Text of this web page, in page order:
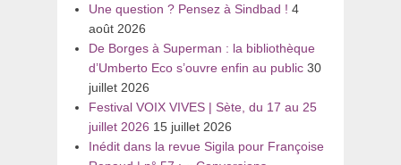
Une question ? Pensez à Sindbad ! 4
août 2026
De Borges à Superman : la bibliothèque
d’Umberto Eco s’ouvre enfin au public 30
juillet 2026
Festival VOIX VIVES | Sète, du 17 au 25
juillet 2026 15 juillet 2026
Inédit dans la revue Sigila pour Françoise